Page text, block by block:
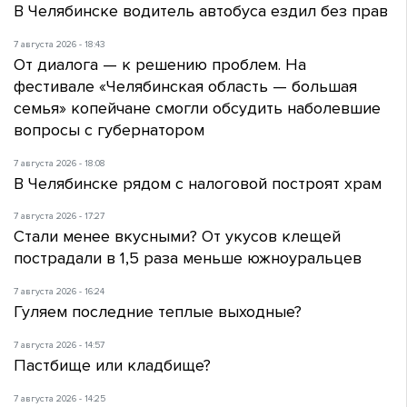
В Челябинске водитель автобуса ездил без прав
7 августа 2026 - 18:43
От диалога — к решению проблем. На
фестивале «Челябинская область — большая
семья» копейчане смогли обсудить наболевшие
вопросы с губернатором
7 августа 2026 - 18:08
В Челябинске рядом с налоговой построят храм
7 августа 2026 - 17:27
Стали менее вкусными? От укусов клещей
пострадали в 1,5 раза меньше южноуральцев
7 августа 2026 - 16:24
Гуляем последние теплые выходные?
7 августа 2026 - 14:57
Пастбище или кладбище?
7 августа 2026 - 14:25